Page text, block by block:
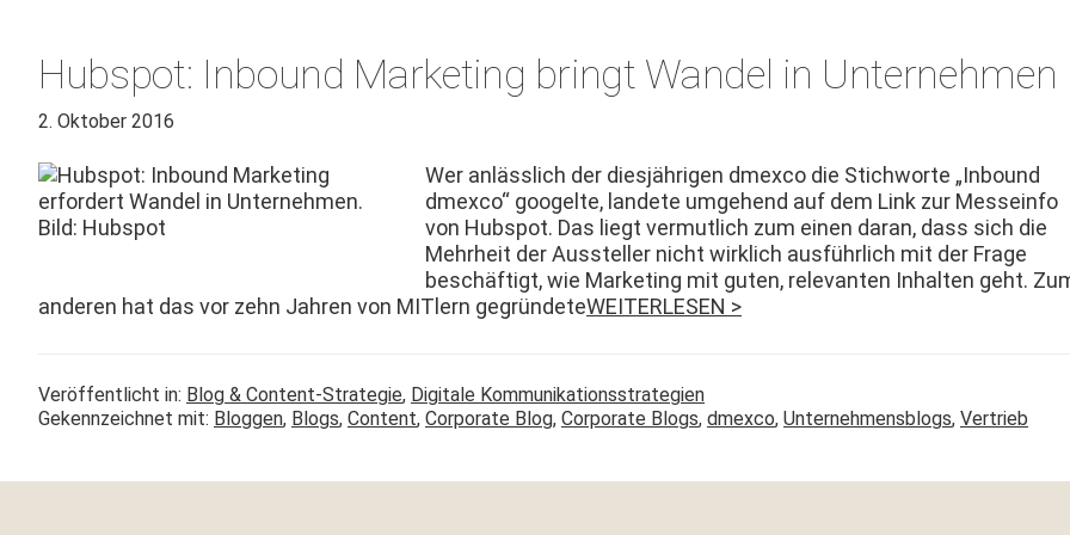
Hubspot: Inbound Marketing bringt Wandel in Unternehmen
2. Oktober 2016
Wer anlässlich der diesjähri­gen dmex­co die Stich­worte „Inbound
dmex­co“ googelte, lan­dete umge­hend auf dem Link zur Mes­se­in­fo
von Hub­spot. Das liegt ver­mut­lich zum einen daran, dass sich die
Mehrheit der Aussteller nicht wirk­lich aus­führlich mit der Frage
beschäftigt, wie Mar­ket­ing mit guten, rel­e­van­ten Inhal­ten geht.
anderen hat das vor zehn Jahren von MITlern gegrün­deteWEITERLESEN >
Veröffentlicht in: Blog & Content-Strategie, Digitale Kommunikationsstrategien
Gekennzeichnet mit: Bloggen, Blogs, Content, Corporate Blog, Corporate Blogs, dmexco, Unternehmensblogs, Vertrieb